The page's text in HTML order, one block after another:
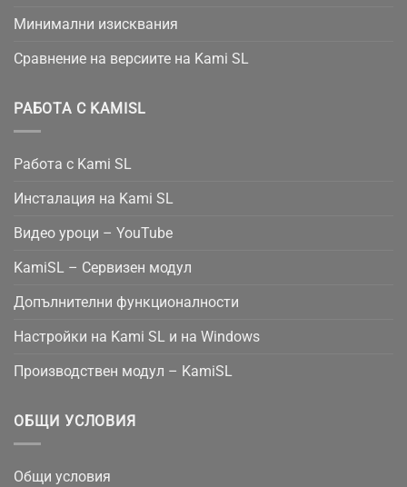
Минимални изисквания
Сравнение на версиите на Kami SL
РАБОТА С KAMISL
Работа с Kami SL
Инсталация на Kami SL
Видео уроци – YouTube
KamiSL – Сервизен модул
Допълнителни функционалности
Настройки на Kami SL и на Windows
Производствен модул – KamiSL
ОБЩИ УСЛОВИЯ
Общи условия